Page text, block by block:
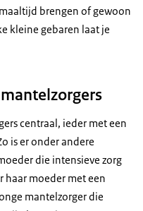
brengen of gewoon
kleine gebaren laat je
centraal, ieder met een
is er onder andere
die intensieve zorg
haar moeder met een
mantelzorger die